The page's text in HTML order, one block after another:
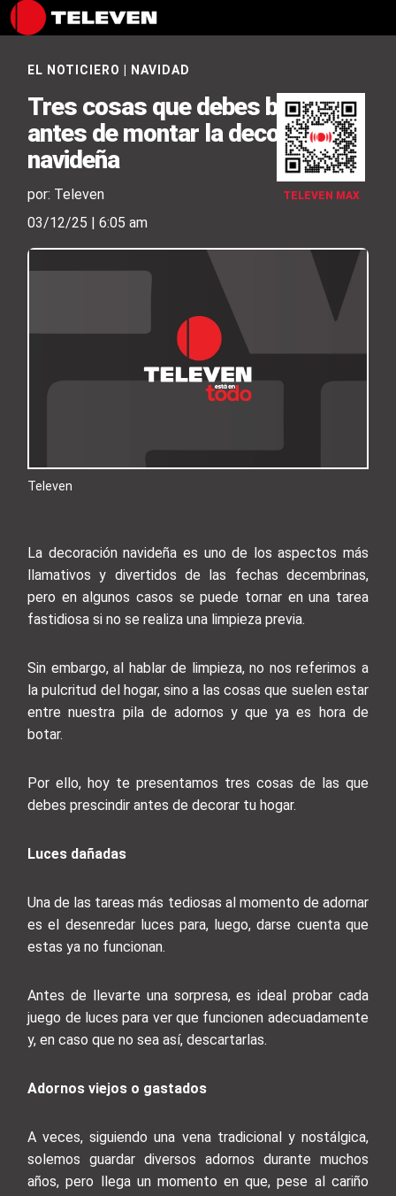
TELEVEN MAX
EL NOTICIERO NAVIDAD
Tres cosas que debes botar
antes de montar la decoración
navideña
por: Televen
03/12/25 | 6:05 am
Televen
La decoración navideña es uno de los aspectos más
llamativos y divertidos de las fechas decembrinas,
pero en algunos casos se puede tornar en una tarea
fastidiosa si no se realiza una limpieza previa.
Sin embargo, al hablar de limpieza, no nos referimos a
la pulcritud del hogar, sino a las cosas que suelen estar
entre nuestra pila de adornos y que ya es hora de
botar.
Por ello, hoy te presentamos tres cosas de las que
debes prescindir antes de decorar tu hogar.
Luces dañadas
Una de las tareas más tediosas al momento de adornar
es el desenredar luces para, luego, darse cuenta que
estas ya no funcionan.
Antes de llevarte una sorpresa, es ideal probar cada
juego de luces para ver que funcionen adecuadamente
y, en caso que no sea así, descartarlas.
Adornos viejos o gastados
A veces, siguiendo una vena tradicional y nostálgica,
solemos guardar diversos adornos durante muchos
años, pero llega un momento en que, pese al cariño